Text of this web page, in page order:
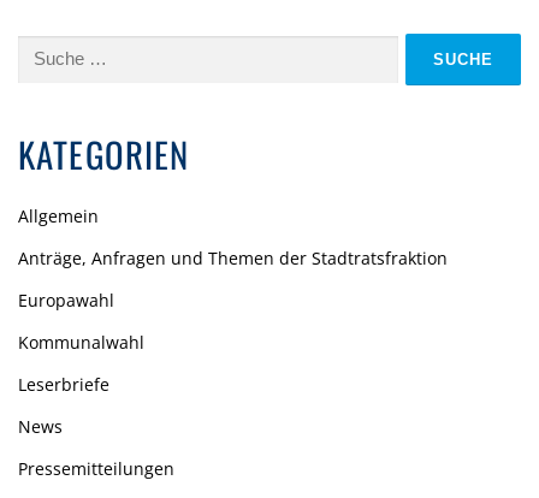
Suche
KATEGORIEN
Allgemein
Anträge, Anfragen und Themen der Stadtratsfraktion
Europawahl
Kommunalwahl
Leserbriefe
News
Pressemitteilungen